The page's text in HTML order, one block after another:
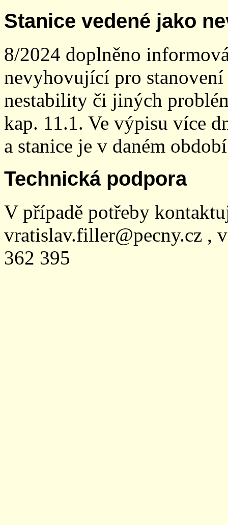
Stanice vedené jako
8/2024 doplněno
nevyhovující pro
nestability či jiných
kap. 11.1. Ve výpisu více
a stanice je v daném
Technická podpora
V případě potřeby
vratislav.filler@pecny.cz ,
362 395